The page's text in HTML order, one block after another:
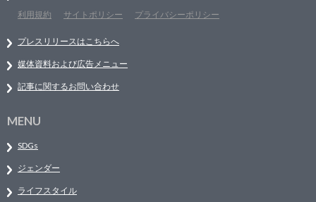
利用規約
サイトポリシー プライバシーポリシー
プレスリリースはこちらへ
媒体資料および広告メニュー
記事に関するお問い合わせ
MENU
SDGs
ジェンダー
ライフスタイル